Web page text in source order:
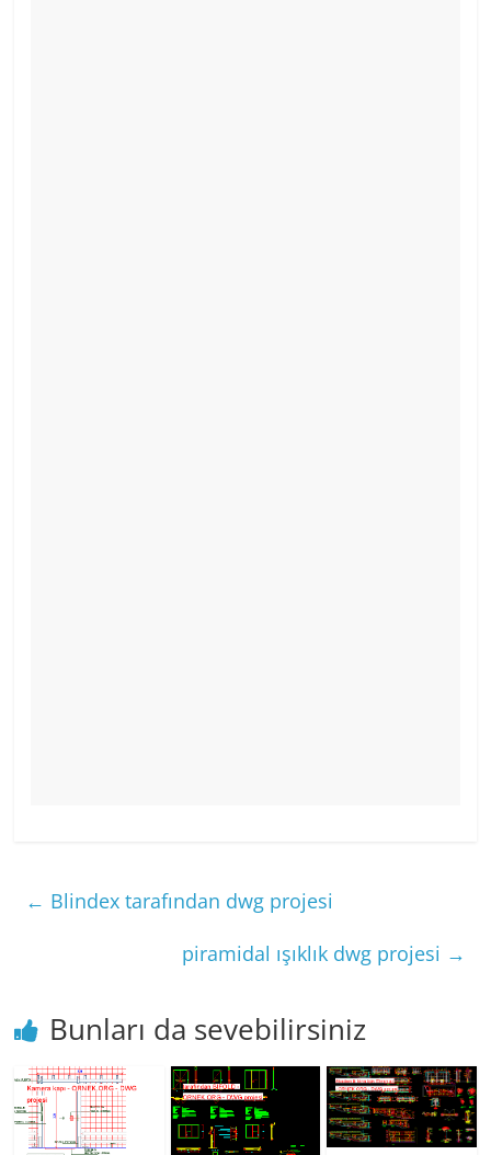
← Blindex tarafından dwg projesi
piramidal ışıklık dwg projesi →
Bunları da sevebilirsiniz